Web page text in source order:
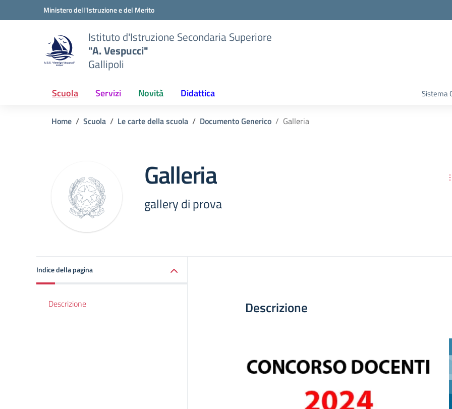
Vai ai contenuti
Vai al menu di navigazioneMinistero dell'Istruzione e del Merito
Istituto d'Istruzione Secondaria Superiore
"A. Vespucci"
Gallipoli
Scuola Servizi Novità Didattica Sistema
Home Scuola Le carte della scuola Documento Generico Galleria
Galleria
gallery di prova
Indice della pagina
Descrizione Descrizione